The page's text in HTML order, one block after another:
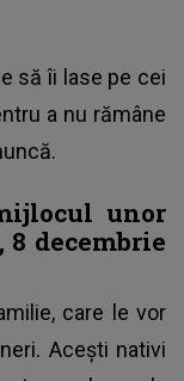
să îi lase pe cei
a nu rămâne
unor
decembrie
care le vor
Acești nativi